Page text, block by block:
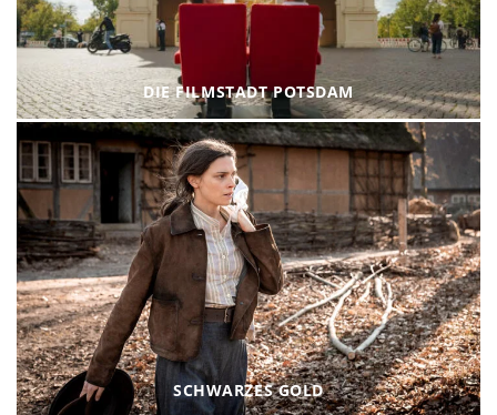
DIE FILMSTADT POTSDAM
SCHWARZES GOLD